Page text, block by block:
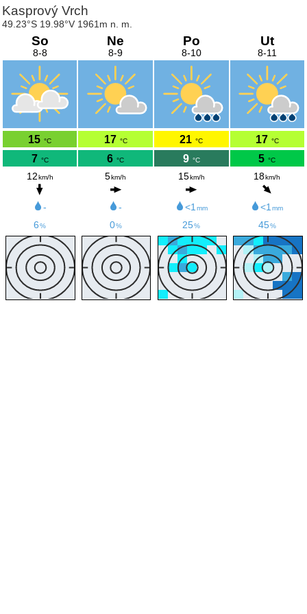
Kasprový Vrch
49.23°S 19.98°V 1961m n. m.
So
8-8
15 °C
7 °C
12km/h
-
6%
Ne
8-9
17 °C
6 °C
5km/h
-
0%
Po
8-10
21 °C
9 °C
15km/h
<1mm
25%
Ut
8-11
17 °C
5 °C
18km/h
<1 mm
45%